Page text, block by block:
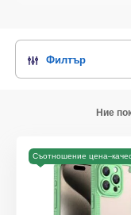
Филтър
Ние
Съотношение